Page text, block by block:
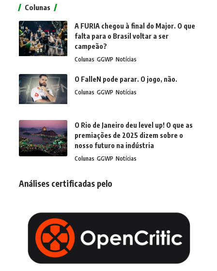
Colunas
A FURIA chegou à final do Major. O que
falta para o Brasil voltar a ser
campeão?
Colunas GGWP Notícias
O FalleN pode parar. O jogo, não.
Colunas GGWP Notícias
O Rio de Janeiro deu level up! O que as
premiações de 2025 dizem sobre o
nosso futuro na indústria
Colunas GGWP Notícias
Análises certificadas pelo